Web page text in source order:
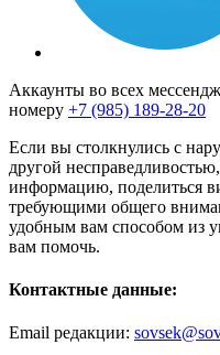
Аккаунты во всех
номеру +7 (985) 189-28-20
Если вы столкнулись с
другой
информацию, поделиться
требующими общего
удобным вам способом из
вам помочь.
Контактные данные:
Email редакции: